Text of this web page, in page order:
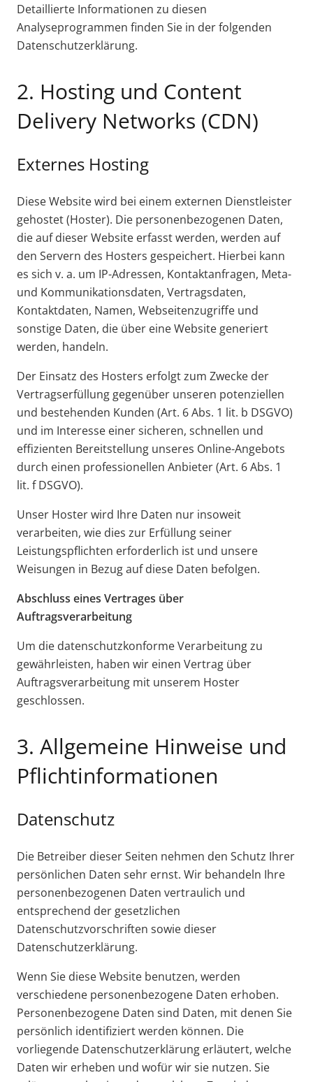
Detaillierte Informationen zu diesen
Analyseprogrammen finden Sie in der folgenden
Datenschutzerklärung.
2. Hosting und Content
Delivery Networks (CDN)
Externes Hosting
Diese Website wird bei einem externen Dienstleister
gehostet (Hoster). Die personenbezogenen Daten,
die auf dieser Website erfasst werden, werden auf
den Servern des Hosters gespeichert. Hierbei kann
es sich v. a. um IP-Adressen, Kontaktanfragen, Meta-
und Kommunikationsdaten, Vertragsdaten,
Kontaktdaten, Namen, Webseitenzugriffe und
sonstige Daten, die über eine Website generiert
werden, handeln.
Der Einsatz des Hosters erfolgt zum Zwecke der
Vertragserfüllung gegenüber unseren potenziellen
und bestehenden Kunden (Art. 6 Abs. 1 lit. b DSGVO)
und im Interesse einer sicheren, schnellen und
effizienten Bereitstellung unseres Online-Angebots
durch einen professionellen Anbieter (Art. 6 Abs. 1
lit. f DSGVO).
Unser Hoster wird Ihre Daten nur insoweit
verarbeiten, wie dies zur Erfüllung seiner
Leistungspflichten erforderlich ist und unsere
Weisungen in Bezug auf diese Daten befolgen.
Abschluss eines Vertrages über
Auftragsverarbeitung
Um die datenschutzkonforme Verarbeitung zu
gewährleisten, haben wir einen Vertrag über
Auftragsverarbeitung mit unserem Hoster
geschlossen.
3. Allgemeine Hinweise und
Pflichtinformationen
Datenschutz
Die Betreiber dieser Seiten nehmen den Schutz Ihrer
persönlichen Daten sehr ernst. Wir behandeln Ihre
personenbezogenen Daten vertraulich und
entsprechend der gesetzlichen
Datenschutzvorschriften sowie dieser
Datenschutzerklärung.
Wenn Sie diese Website benutzen, werden
verschiedene personenbezogene Daten erhoben.
Personenbezogene Daten sind Daten, mit denen Sie
persönlich identifiziert werden können. Die
vorliegende Datenschutzerklärung erläutert, welche
Daten wir erheben und wofür wir sie nutzen. Sie